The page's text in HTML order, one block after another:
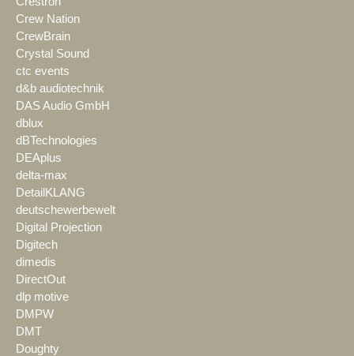
Crew Nation
CrewBrain
Crystal Sound
ctc events
d&b audiotechnik
DAS Audio GmbH
dblux
dBTechnologies
DEAplus
delta-max
DetailKLANG
deutschewerbewelt
Digital Projection
Digitech
dimedis
DirectOut
dlp motive
DMPW
DMT
Doughty